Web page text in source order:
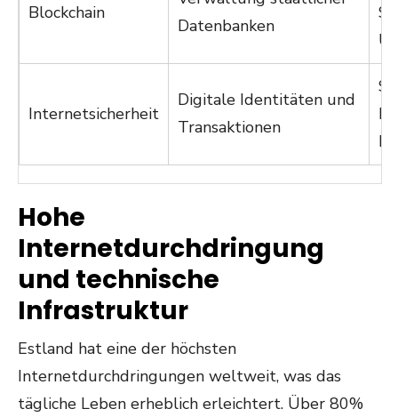
Blockchain
Datenbanken
Internetsicherheit
Digitale Identitäten und
Transaktionen
Hohe
Internetdurchdringung
und technische
Infrastruktur
Estland hat eine der höchsten
Internetdurchdringungen weltweit, was das
tägliche Leben erheblich erleichtert. Über 80%